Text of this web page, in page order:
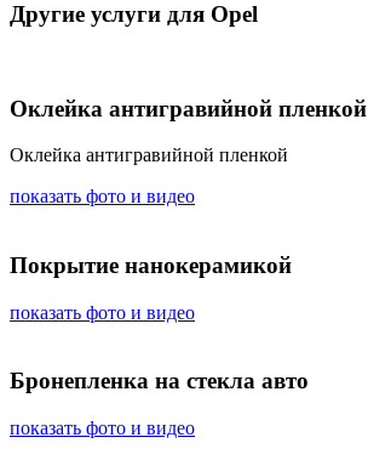
Другие услуги для Opel
Оклейка антигравийной пленкой
Оклейка антигравийной пленкой
показать фото и видео
Покрытие нанокерамикой
показать фото и видео
Бронепленка на стекла авто
показать фото и видео